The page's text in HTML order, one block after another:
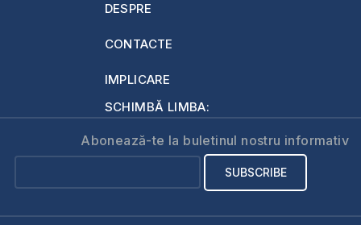
DESPRE
CONTACTE
IMPLICARE
SCHIMBĂ LIMBA:
Abonează-te la buletinul nostru informativ